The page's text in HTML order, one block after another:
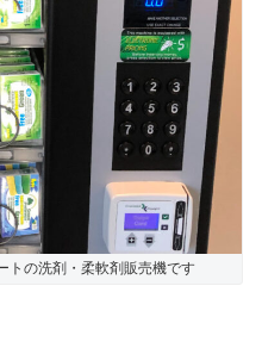
トの洗剤・柔軟剤販売機です